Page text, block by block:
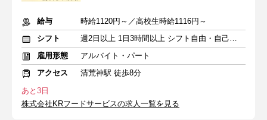
給与
時給1120円～／高校生時給1116円～
シフト
週2日以上 1日3時間以上 シフト自由・自己申告
雇用形態
アルバイト・パート
アクセス
清荒神駅 徒歩8分
あと3日
株式会社KRフードサービスの求人一覧を見る